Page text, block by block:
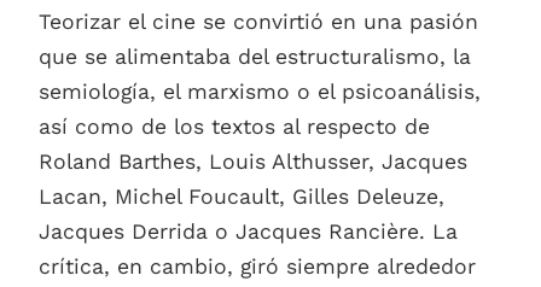
Teorizar el cine se convirtió en una pasión
que se alimentaba del estructuralismo, la
semiología, el marxismo o el psicoanálisis,
así como de los textos al respecto de
Roland Barthes, Louis Althusser, Jacques
Lacan, Michel Foucault, Gilles Deleuze,
Jacques Derrida o Jacques Rancière. La
crítica, en cambio, giró siempre alrededor